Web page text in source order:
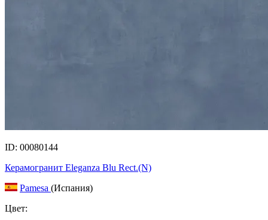
ID: 00080144
Керамогранит Eleganza Blu Rect.(N)
Pamesa (Испания)
Цвет: